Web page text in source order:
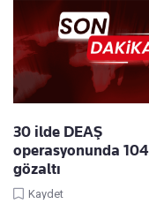
30 ilde DEAŞ
operasyonunda 104
gözaltı
Kaydet